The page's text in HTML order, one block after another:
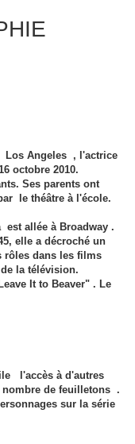
Los Angeles , l'actrice
octobre 2010.
Ses parents ont
le théâtre à l'école.
allée à Broadway .
elle a décroché un
rôles dans les films
la télévision.
It to Beaver" . Le
l'accès à d'autres
de feuilletons .
sur la série